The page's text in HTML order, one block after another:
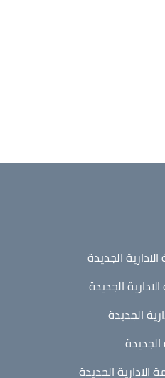
الجديدة
الجديدة
الجديدة
الجديدة